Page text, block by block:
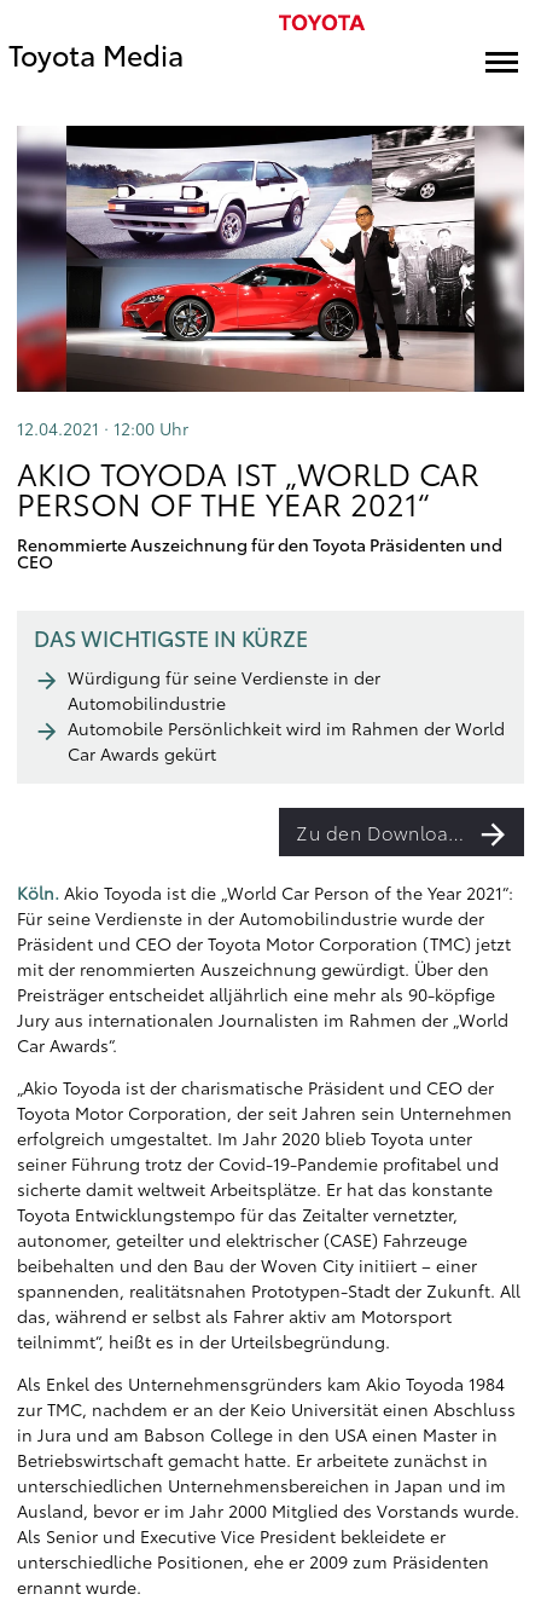
Toyota Media
12.04.2021 · 12:00 Uhr
AKIO TOYODA IST „WORLD CAR
PERSON OF THE YEAR 2021“
Renommierte Auszeichnung für den Toyota Präsidenten und
CEO
DAS WICHTIGSTE IN KÜRZE
Würdigung für seine Verdienste in der
Automobilindustrie
Automobile Persönlichkeit wird im Rahmen der World
Car Awards gekürt
Zu den Downloads
Köln. Akio Toyoda ist die „World Car Person of the Year 2021“:
Für seine Verdienste in der Automobilindustrie wurde der
Präsident und CEO der Toyota Motor Corporation (TMC) jetzt
mit der renommierten Auszeichnung gewürdigt. Über den
Preisträger entscheidet alljährlich eine mehr als 90-köpfige
Jury aus internationalen Journalisten im Rahmen der „World
Car Awards“.
„Akio Toyoda ist der charismatische Präsident und CEO der
Toyota Motor Corporation, der seit Jahren sein Unternehmen
erfolgreich umgestaltet. Im Jahr 2020 blieb Toyota unter
seiner Führung trotz der Covid-19-Pandemie profitabel und
sicherte damit weltweit Arbeitsplätze. Er hat das konstante
Toyota Entwicklungstempo für das Zeitalter vernetzter,
autonomer, geteilter und elektrischer (CASE) Fahrzeuge
beibehalten und den Bau der Woven City initiiert – einer
spannenden, realitätsnahen Prototypen-Stadt der Zukunft. All
das, während er selbst als Fahrer aktiv am Motorsport
teilnimmt“, heißt es in der Urteilsbegründung.
Als Enkel des Unternehmensgründers kam Akio Toyoda 1984
zur TMC, nachdem er an der Keio Universität einen Abschluss
in Jura und am Babson College in den USA einen Master in
Betriebswirtschaft gemacht hatte. Er arbeitete zunächst in
unterschiedlichen Unternehmensbereichen in Japan und im
Ausland, bevor er im Jahr 2000 Mitglied des Vorstands wurde.
Als Senior und Executive Vice President bekleidete er
unterschiedliche Positionen, ehe er 2009 zum Präsidenten
ernannt wurde.